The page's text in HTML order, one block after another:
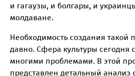
и гагаузы, и болгары, и
молдаване.
Необходимость создания такой
давно. Сфера культуры сегодня
многими проблемами. В этой
представлен детальный анализ